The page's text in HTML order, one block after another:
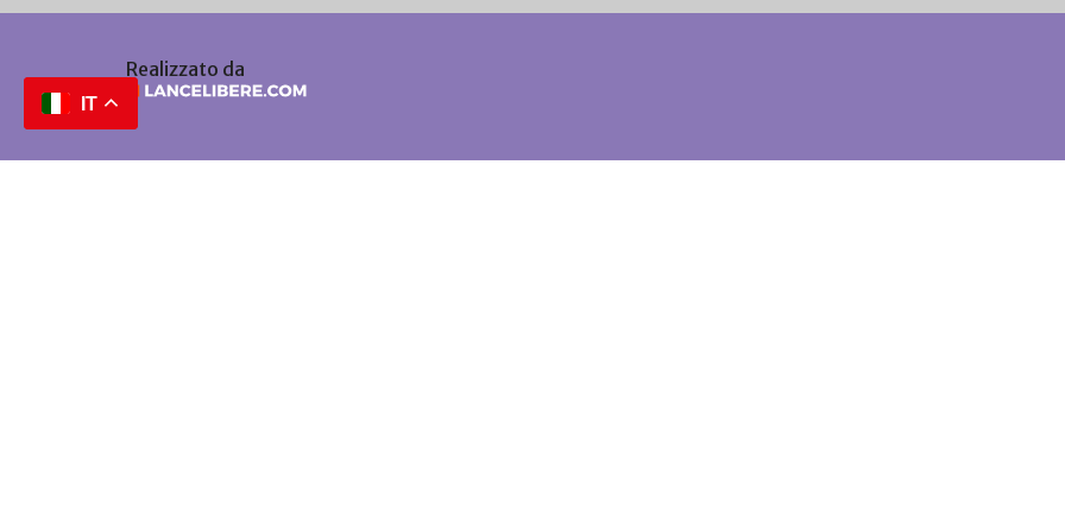
Realizzato da
IT